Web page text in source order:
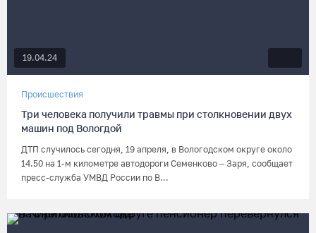
19.04.24
Происшествия
Три человека получили травмы при столкновении двух
машин под Вологдой
ДТП случилось сегодня, 19 апреля, в Вологодском округе около
14.50 на 1-м километре автодороги Семенково – Заря, сообщает
пресс-служба УМВД России по В...